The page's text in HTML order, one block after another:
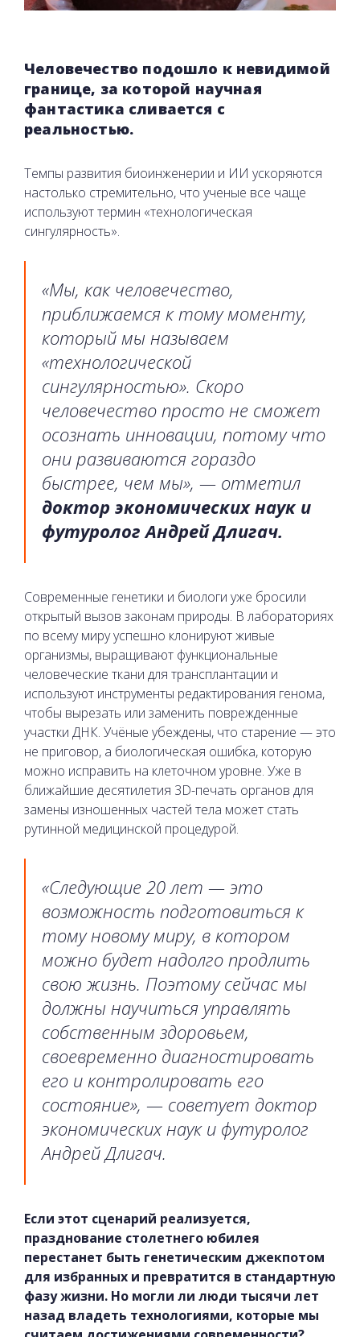
Человечество подошло к невидимой
границе, за которой научная
фантастика сливается с
реальностью.
Темпы развития биоинженерии и ИИ ускоряются
настолько стремительно, что ученые все чаще
используют термин «технологическая
сингулярность».
«Мы, как человечество,
приближаемся к тому моменту,
который мы называем
«технологической
сингулярностью». Скоро
человечество просто не сможет
осознать инновации, потому что
они развиваются гораздо
быстрее, чем мы», — отметил
доктор экономических наук и
футуролог Андрей Длигач.
Современные генетики и биологи уже бросили
открытый вызов законам природы. В лабораториях
по всему миру успешно клонируют живые
организмы, выращивают функциональные
человеческие ткани для трансплантации и
используют инструменты редактирования генома,
чтобы вырезать или заменить поврежденные
участки ДНК. Учёные убеждены, что старение — это
не приговор, а биологическая ошибка, которую
можно исправить на клеточном уровне. Уже в
ближайшие десятилетия 3D-печать органов для
замены изношенных частей тела может стать
рутинной медицинской процедурой.
«Следующие 20 лет — это
возможность подготовиться к
тому новому миру, в котором
можно будет надолго продлить
свою жизнь. Поэтому сейчас мы
должны научиться управлять
собственным здоровьем,
своевременно диагностировать
его и контролировать его
состояние», — советует доктор
экономических наук и футуролог
Андрей Длигач.
Если этот сценарий реализуется,
празднование столетнего юбилея
перестанет быть генетическим джекпотом
для избранных и превратится в стандартную
фазу жизни. Но могли ли люди тысячи лет
назад владеть технологиями, которые мы